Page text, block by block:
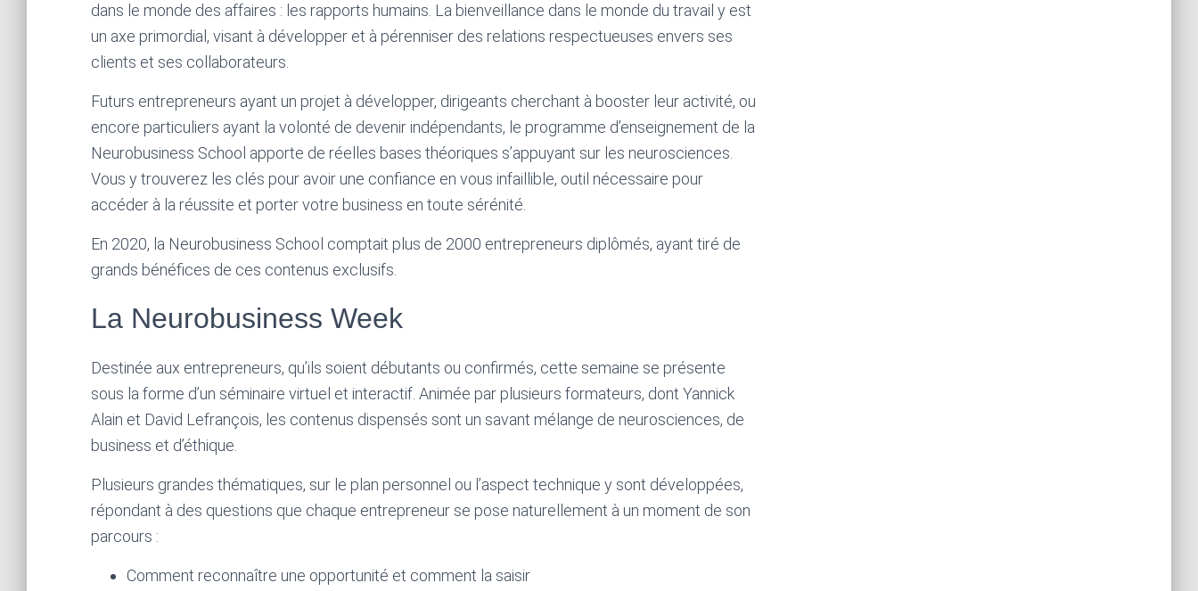
dans le monde des affaires : les rapports humains. La bienveillance dans le monde du travail y est
un axe primordial, visant à développer et à pérenniser des relations respectueuses envers ses
clients et ses collaborateurs.
Futurs entrepreneurs ayant un projet à développer, dirigeants cherchant à booster leur activité, ou
encore particuliers ayant la volonté de devenir indépendants, le programme d’enseignement de la
Neurobusiness School apporte de réelles bases théoriques s’appuyant sur les neurosciences.
Vous y trouverez les clés pour avoir une confiance en vous infaillible, outil nécessaire pour
accéder à la réussite et porter votre business en toute sérénité.
En 2020, la Neurobusiness School comptait plus de 2000 entrepreneurs diplômés, ayant tiré de
grands bénéfices de ces contenus exclusifs.
La Neurobusiness Week
Destinée aux entrepreneurs, qu’ils soient débutants ou confirmés, cette semaine se présente
sous la forme d’un séminaire virtuel et interactif. Animée par plusieurs formateurs, dont Yannick
Alain et David Lefrançois, les contenus dispensés sont un savant mélange de neurosciences, de
business et d’éthique.
Plusieurs grandes thématiques, sur le plan personnel ou l’aspect technique y sont développées,
répondant à des questions que chaque entrepreneur se pose naturellement à un moment de son
parcours :
Comment reconnaître une opportunité et comment la saisir